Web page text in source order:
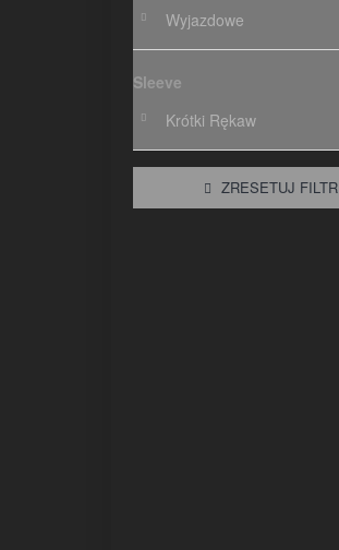
Wyjazdowe
Sleeve
Krótki Rękaw
ZRESETUJ FILTR